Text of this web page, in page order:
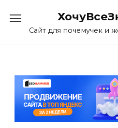
contentСайт для почемучек и